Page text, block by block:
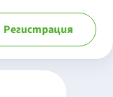
Регистрация